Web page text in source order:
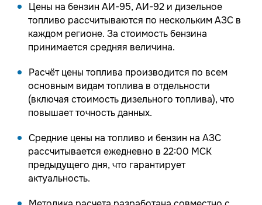
Цены на бензин АИ-95, АИ-92 и дизельное
топливо рассчитываются по нескольким АЗС в
каждом регионе. За стоимость бензина
принимается средняя величина.
Расчёт цены топлива производится по всем
основным видам топлива в отдельности
(включая стоимость дизельного топлива), что
повышает точность данных.
Средние цены на топливо и бензин на АЗС
рассчитывается ежедневно в 22:00 МСК
предыдущего дня, что гарантирует
актуальность.